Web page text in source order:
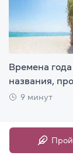
Времена
названия,
9 минут